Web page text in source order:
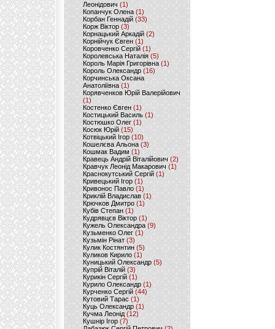
Леонідович (1)
Копанчук Олена (1)
Корбан Геннадій (33)
Корж Віктор (3)
Корнацький Аркадій (2)
Корнійчук Євген (1)
Коровченко Сергій (1)
Королевська Наталія(5)
Король Марія Григорівна (1)
Король Олександр (16)
Корчинська Оксана
Анатоліївна (1)
Корявченков Юрій Валерійович
(1)
Костенко Євген (1)
Костицький Василь (1)
Костюшко Олег (1)
Косюк Юрій (15)
Котвіцький Ігор (10)
Кошелєва Альона(3)
Кошмак Вадим (1)
Кравець Андрій Віталійович (2)
Кравчук Леонід Макарович (1)
Краснокутський Сергій (1)
Кривецький Ігор (1)
Кривонос Павло (1)
Криклій Владислав (1)
Крючков Дмитро(1)
Кубів Степан(1)
Кудрявцєв Віктор (1)
Кужель Олександра (9)
Кузьменко Олег (1)
Кузьмін Рінат(3)
Кулик Костянтин(5)
Куликов Кирило (1)
Куницький Олександр (5)
Купрій Віталій (3)
Курикін Сергій(1)
Курило Олександр (1)
Курченко Сергій (44)
Кутовий Тарас (1)
Куць Олександр (1)
Кучма Леонід (12)
Кушнір Ігор(7)